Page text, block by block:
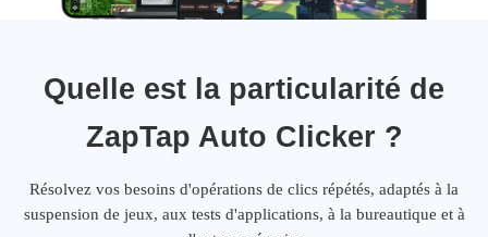
Quelle est la particularité de
ZapTap Auto Clicker ?
Résolvez vos besoins d'opérations de clics répétés, adaptés à la
suspension de jeux, aux tests d'applications, à la bureautique et à